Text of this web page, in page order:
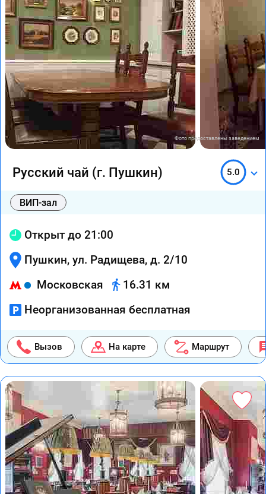
Фото предоставлены заведением
Русский чай (г. Пушкин) 5.0
ВИП-зал
Открыт до 21:00
Пушкин, ул. Радищева, д. 2/10
Московская
16.31 км
Неорганизованная бесплатная
Вызов На карте Маршрут